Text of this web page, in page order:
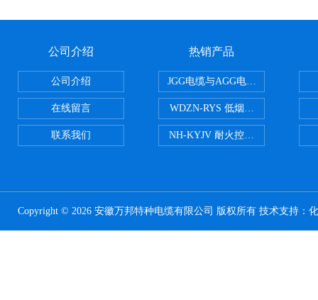
公司介绍
公司介绍
在线留言
联系我们
热销产品
JGG电缆与AGG电缆有什么区别
WDZN-RYS 低烟无卤耐火双绞线
NH-KYJV 耐火控制电缆
Copyright © 2026 安徽万邦特种电缆有限公司 版权所有 技术支持：